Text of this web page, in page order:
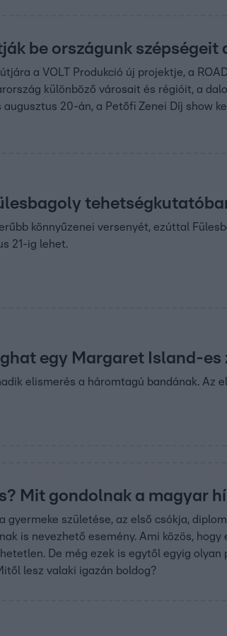
be országunk szépségeit
a VOLT Produkció új projektje, a
különböző városait és régióit, a
20-án, a Petőfi Zenei Díj show
könnyűzenei versenyét, ezúttal
21-ig lehet.
egy Margaret Island-es
elismerés a háromtagú bandának. Az
Mit gondolnak a magyar
születése, az első csókja,
is nevezhető esemény. Ami közös,
De még ezek is egytől egyig
lesz valaki igazán boldog?